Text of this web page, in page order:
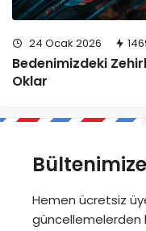
24 Ocak 2026
Bedenimizdeki
Oklar
Hemen ücretsiz
güncellemelerden